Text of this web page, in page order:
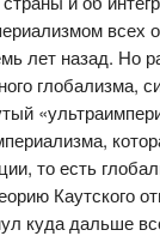
всех
лет назад. Но
глобализма,
то есть
Каутского
куда дальше